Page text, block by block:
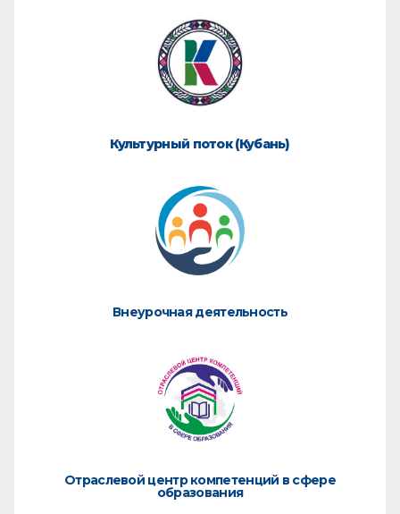
Культурный поток (Кубань)
Внеурочная деятельность
Отраслевой центр компетенций в сфере
образования